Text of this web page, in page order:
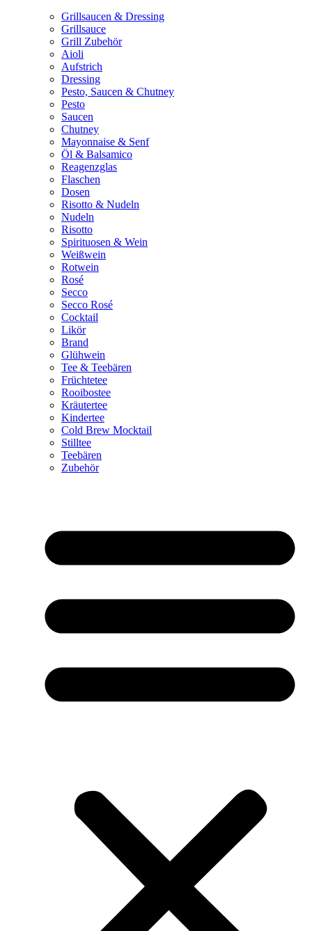
Grillsaucen & Dressing
Grillsauce
Grill Zubehör
Aioli
Aufstrich
Dressing
Pesto, Saucen & Chutney
Pesto
Saucen
Chutney
Mayonnaise & Senf
Öl & Balsamico
Reagenzglas
Flaschen
Dosen
Risotto & Nudeln
Nudeln
Risotto
Spirituosen & Wein
Weißwein
Rotwein
Rosé
Secco
Secco Rosé
Cocktail
Likör
Brand
Glühwein
Tee & Teebären
Früchtetee
Rooibostee
Kräutertee
Kindertee
Cold Brew Mocktail
Stilltee
Teebären
Zubehör